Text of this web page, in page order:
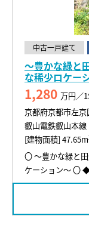
中古一戸建て
～豊かな緑と
な稀少ロケー
1,280 万円／
京都府京都市左
叡山電鉄叡山本
[建物面積] 47.65m
〇 ～豊かな緑と
ケ